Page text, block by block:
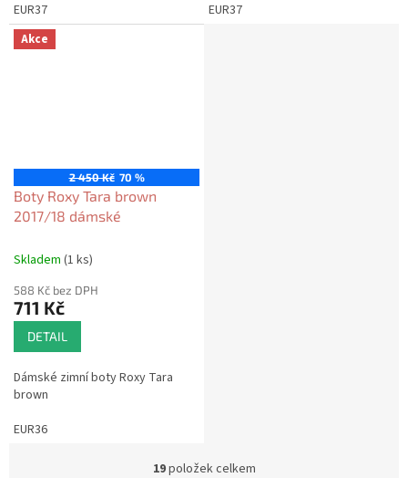
EUR37
EUR37
Akce
2 450 Kč 70 %
Boty Roxy Tara brown
2017/18 dámské
Skladem (1 ks)
588 Kč bez DPH
711 Kč
DETAIL
Dámské zimní boty Roxy Tara
brown
EUR36
O
19položek celkem